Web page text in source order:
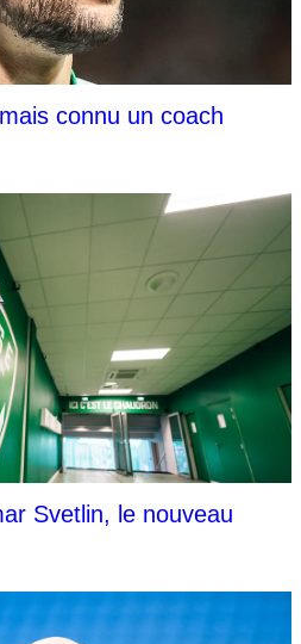
connu un coach
Svetlin, le nouveau